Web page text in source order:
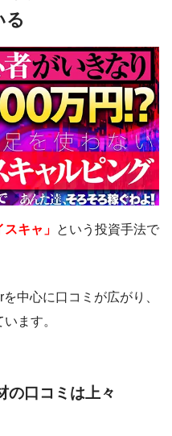
る
スキャ」 という投資手法で
中心に口コミが広がり、
ます。
の口コミは上々